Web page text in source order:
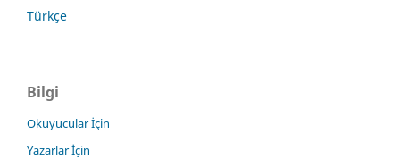
Türkçe
Bilgi
Okuyucular İçin
Yazarlar İçin